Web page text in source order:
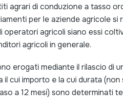
agrari di conduzione a tasso
per le aziende agricole si
operatori agricoli siano essi
agricoli in generale.
erogati mediante il rilascio di
il cui importo e la cui durata (non
a 12 mesi) sono determinati